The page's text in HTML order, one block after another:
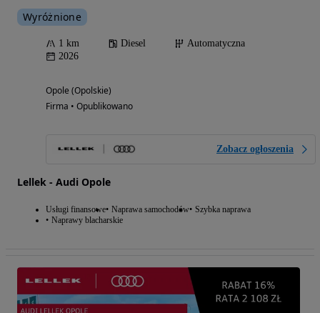
Wyróżnione
1 km Diesel
Automatyczna
2026
Opole (Opolskie)
Firma • Opublikowano
Zobacz ogłoszenia
Lellek - Audi Opole
Usługi finansowe Naprawa samochodów Szybka naprawa
Naprawy blacharskie